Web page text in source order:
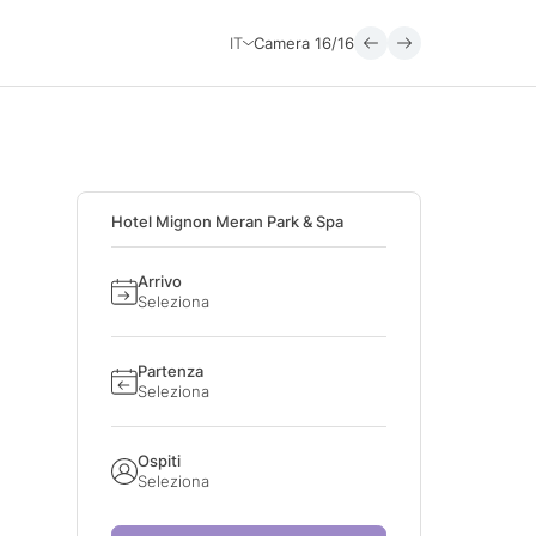
IT Camera 16/16
Hotel Mignon Meran Park & Spa
Arrivo
Seleziona
Partenza
Seleziona
Ospiti
Seleziona